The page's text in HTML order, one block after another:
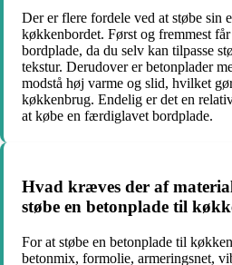
Der er flere fordele ved at støbe sin
køkkenbordet. Først og fremmest
bordplade, da du selv kan tilpasse
tekstur. Derudover er betonplader
modstå høj varme og slid, hvilket
køkkenbrug. Endelig er det en
at købe en færdiglavet bordplade.
Hvad kræves der af
støbe en betonplade til
For at støbe en betonplade til
betonmix, formolie, armeringsnet,